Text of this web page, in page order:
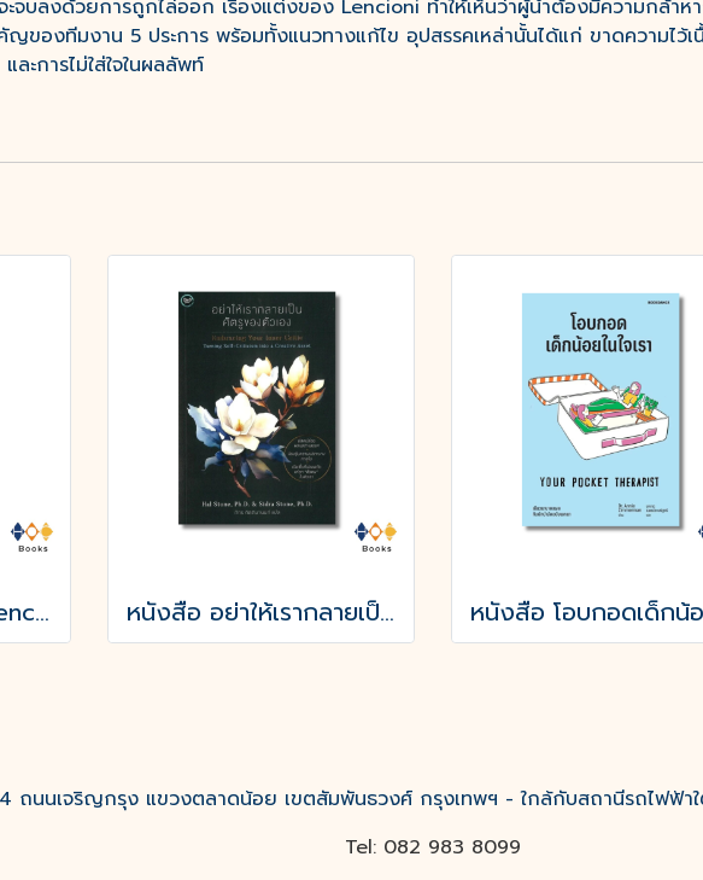
จะจบลงด้วยการถูกไล่ออก เรื่องแต่งของ Lencioni ทำให้เห็นว่าผู้นำต้องมีความกล้าห
ของทีมงาน 5 ประการ พร้อมทั้งแนวทางแก้ไข อุปสรรคเหล่านั้นได้แก่ ขาดความไว้
ะการไม่ใส่ใจในผลลัพท์
หนังสือ Inner Excellence แกร่งจากข้างใน เรื่องยากแค่ไหนก็ชนะ หนังสือ อย่าให้เรากลายเป็นศัตรูของตัวเอง
ถนนเจริญกรุง แขวงตลาดน้อย เขตสัมพันธวงศ์ กรุงเทพฯ - ใกล้กับสถานีรถไฟฟ้า
Tel: 082 983 8099